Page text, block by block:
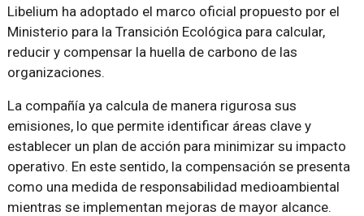
Libelium ha adoptado el marco oficial propuesto por el
Ministerio para la Transición Ecológica para calcular,
reducir y compensar la huella de carbono de las
organizaciones.
La compañía ya calcula de manera rigurosa sus
emisiones, lo que permite identificar áreas clave y
establecer un plan de acción para minimizar su impacto
operativo. En este sentido, la compensación se presenta
como una medida de responsabilidad medioambiental
mientras se implementan mejoras de mayor alcance.